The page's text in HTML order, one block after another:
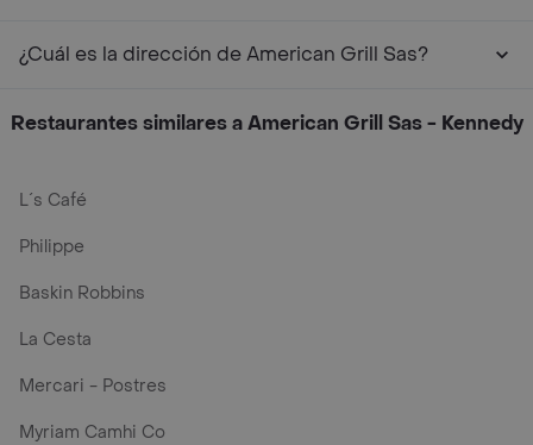
¿Cuál es la dirección de American Grill Sas?
Restaurantes similares a American Grill Sas - Kennedy
L´s Café
Philippe
Baskin Robbins
La Cesta
Mercari - Postres
Myriam Camhi Co